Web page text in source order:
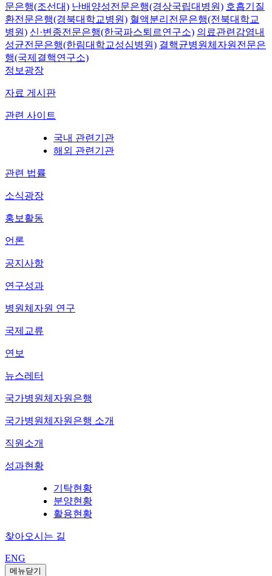
문은행(조선대) 난배양성전문은행(경상국립대병원) 호흡기질
환전문은행(경북대학교병원) 혈액분리전문은행(전북대학교
병원) 신·변종전문은행(한국파스퇴르연구소) 의료관련감염내
성균전문은행(한림대학교성심병원) 결핵균병원체자원전문은
행(국제결핵연구소)
정보광장
자료 게시판
관련 사이트
국내 관련기관
해외 관련기관
관련 법률
소식광장
홍보활동
언론
공지사항
연구성과
병원체자원 연구
국제교류
연보
뉴스레터
국가병원체자원은행
국가병원체자원은행 소개
직원소개
성과현황
기탁현황
분양현황
활용현황
찾아오시는 길
ENG
메뉴닫기